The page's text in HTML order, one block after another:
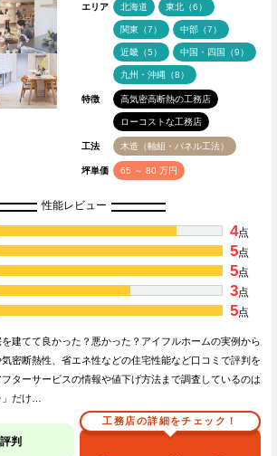
エリア 北海道 東北（6）
関東（7） 中部（7）
近畿（5） 中国・四国（9）
九州・沖縄（8）
特徴 高気密高断熱の工務店
ローコストな工務店
工法 木造（軸組・パネル工法）
坪単価 65 ～ 80 万円
性能レビュー
4点
5点
5点
3点
5点
建てて良かった？悪かった？アイフルホームの実例から
密断熱性、省エネ性などの住宅性能など口コミで評判を
ターサービスの情報や値下げ方法まで調査しているのは
」だけ…
判
工務店の詳細をチェック！